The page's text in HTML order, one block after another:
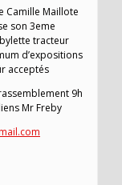
Camille Maillote
son 3eme
tracteur
d’expositions
acceptés
9h
Mr Freby